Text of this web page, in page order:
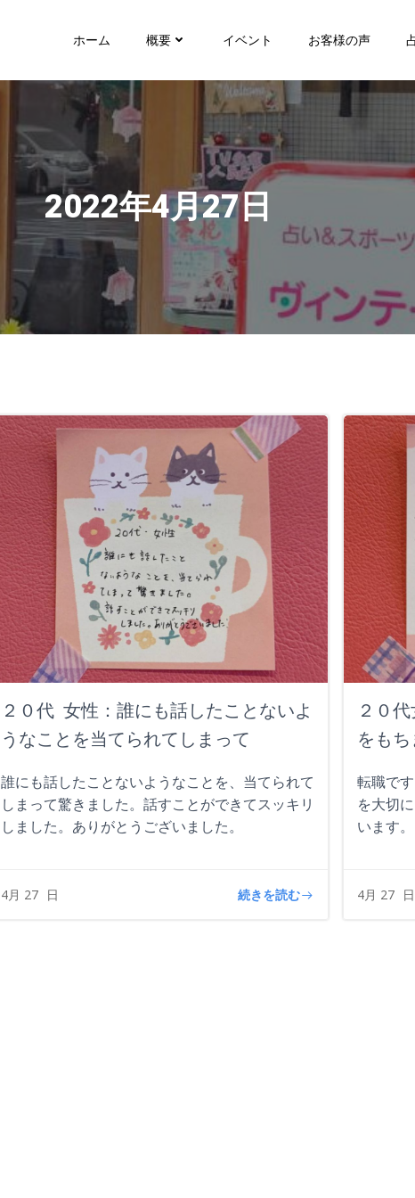
ホーム 概要 イベント お客様の声
2022年4月27日
２０代 女性：誰にも話したことないよ
うなことを当てられてしまって
誰にも話したことないようなことを、当てられて
しまって驚きました。話すことができてスッキリ
しました。ありがとうございました。
4月 27 日 続きを読む
２０
をもち
転職で
を大切
います。
4月 27 日